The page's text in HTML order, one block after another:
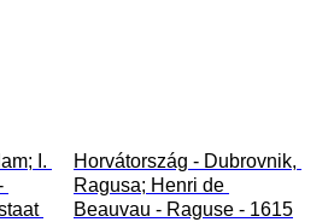
I.
Horvátország - Dubrovnik,
Ragusa; Henri de
Beauvau - Raguse - 1615